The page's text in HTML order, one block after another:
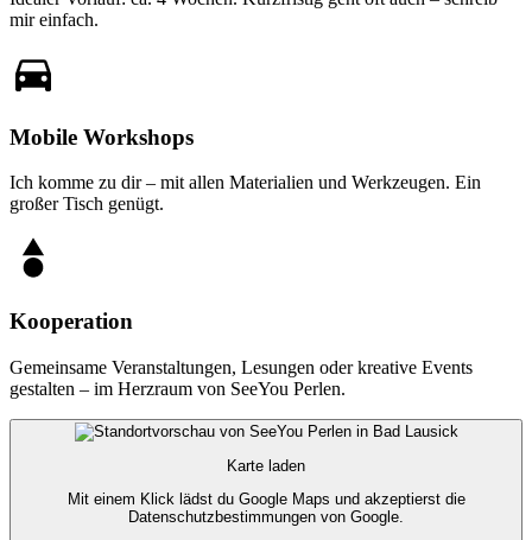
mir einfach.
Mobile Workshops
Ich komme zu dir – mit allen Materialien und Werkzeugen. Ein
großer Tisch genügt.
Kooperation
Gemeinsame Veranstaltungen, Lesungen oder kreative Events
gestalten – im Herzraum von SeeYou Perlen.
Karte laden
Mit einem Klick lädst du Google Maps und akzeptierst die
Datenschutzbestimmungen von Google.